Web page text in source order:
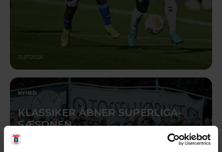
31.07.2026
NYHED
KLASSIKER ÅBNER SUPERLIGA-
SÆSONEN